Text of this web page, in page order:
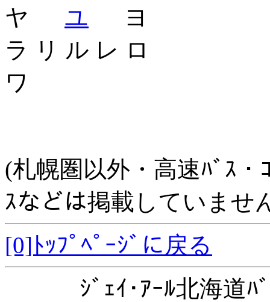
ヤ ユ ヨ
ラ リ ル レ ロ
ワ
(札幌圏以外・高速ﾊﾞｽ・
ｽなどは掲載していませ
[0]ﾄｯﾌﾟﾍﾟｰｼﾞに戻る
ｼﾞｪｲ･ｱｰﾙ北海道